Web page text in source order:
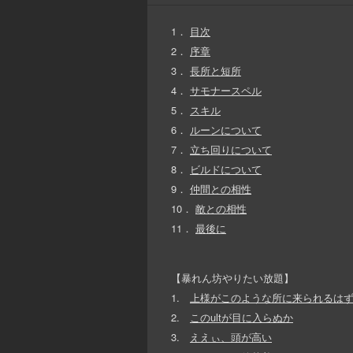
1． 目次
2． 序章
3． 長所と短所
4． サモナースペル
5． スキル
6． ルーンについて
7． 立ち回りについて
8． ビルドについて
9． 仲間との相性
10． 敵との相性
11． 最後に
【暴れん坊やりたい放題】
1. 上様がこのような所に来られるは
2. このultが目に入らぬか
3.
ええぃ、頭が高い